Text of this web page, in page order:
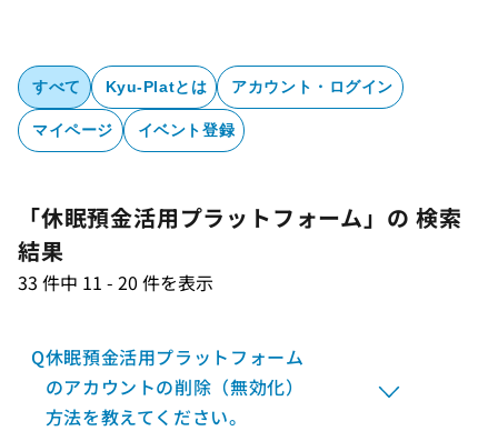
すべて Kyu-Platとは アカウント・ログイン
マイページ イベント登録
「休眠預金活用プラットフォーム」の 検索
結果
33 件中 11 - 20 件を表示
Q休眠預金活用プラットフォーム
のアカウントの削除（無効化）
方法を教えてください。